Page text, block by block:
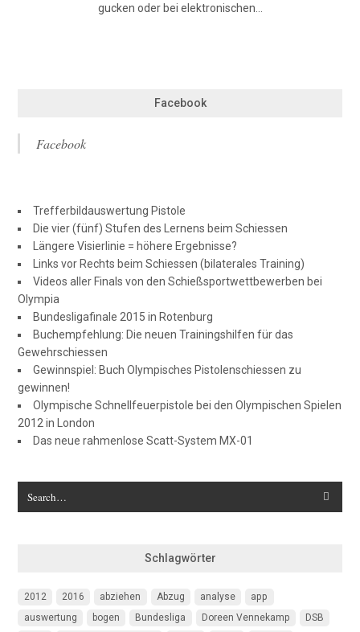
gucken oder bei elektronischen…
Facebook
Facebook
Trefferbildauswertung Pistole
Die vier (fünf) Stufen des Lernens beim Schiessen
Längere Visierlinie = höhere Ergebnisse?
Links vor Rechts beim Schiessen (bilaterales Training)
Videos aller Finals von den Schießsportwettbewerben bei
Olympia
Bundesligafinale 2015 in Rotenburg
Buchempfehlung: Die neuen Trainingshilfen für das
Gewehrschiessen
Gewinnspiel: Buch Olympisches Pistolenschiessen zu
gewinnen!
Olympische Schnellfeuerpistole bei den Olympischen Spielen
2012 in London
Das neue rahmenlose Scatt-System MX-01
Schlagwörter
2012 2016 abziehen Abzug analyse
app
auswertung
bogen Bundesliga Doreen Vennekamp
DSB